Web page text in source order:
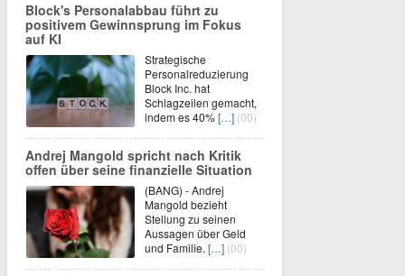
Block's Personalabbau führt zu
positivem Gewinnsprung im Fokus
auf KI
Strategische
Personalreduzierung
Block Inc. hat
Schlagzeilen gemacht,
indem es 40%[…] (00)
Andrej Mangold spricht nach Kritik
offen über seine finanzielle Situation
(BANG) - Andrej
Mangold bezieht
Stellung zu seinen
Aussagen über Geld
und Familie. […] (00)